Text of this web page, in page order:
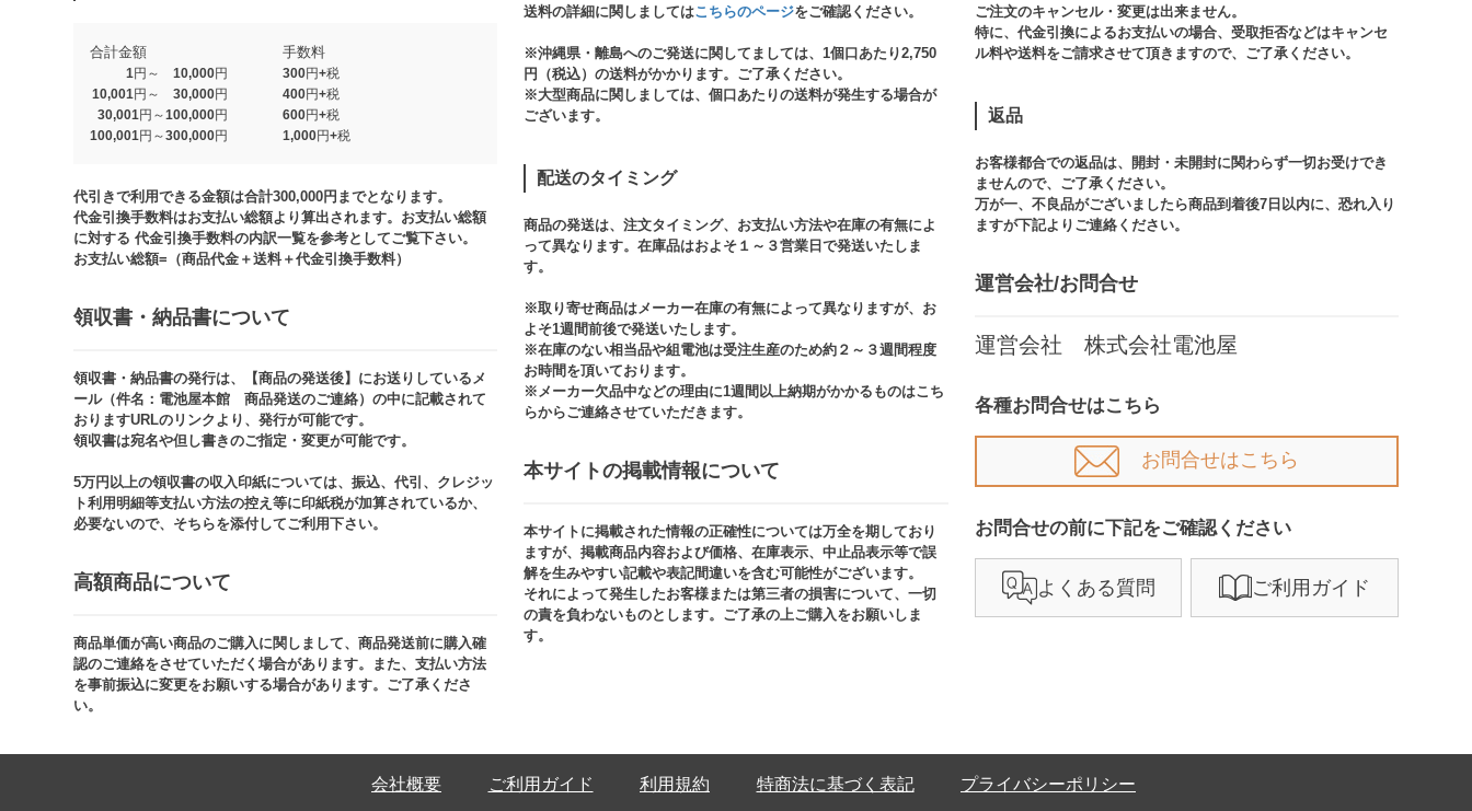
合計金額 手数料
1円～ 10,000円
300円+税
10,001円～ 30,000円
400円+税
30,001円～100,000円
600円+税
100,001円～300,000円
1,000円+税​
代引きで利用できる金額は合計300,000円までとなります。
代金引換手数料はお支払い総額より算出されます。お支払い総額
に対する 代金引換手数料の内訳一覧を参考としてご覧下さい。​
お支払い総額=（商品代金＋送料＋代金引換手数料）​
領収書・納品書について​
領収書・納品書の発行は、【商品の発送後】にお送りしているメ
ール（件名：電池屋本館 商品発送のご連絡）の中に記載されて
おりますURLのリンクより、発行が可能です。
領収書は宛名や但し書きのご指定・変更が可能です。​​
5万円以上の領収書の収入印紙については、振込、代引、クレジッ
ト利用明細等支払い方法の控え等に印紙税が加算されているか、
必要ないので、そちらを添付してご利用下さい。
高額商品について​
商品単価が高い商品のご購入に関しまして、商品発送前に購入確
認のご連絡をさせていただく場合があります。また、支払い方法
を事前振込に変更をお願いする場合があります。ご了承くださ
い。​
送料の詳細に関しましてはこちらのページをご確認ください。​
※沖縄県・離島へのご発送に関してましては、1個口あたり2,750
円（税込）の送料がかかります。ご了承ください。
※大型商品に関しましては、個口あたりの送料が発生する場合が
ございます。​
配送のタイミング
商品の発送は、注文タイミング、お支払い方法や在庫の有無によ
って異なります。在庫品はおよそ１～３営業日で発送いたしま
す。​
※取り寄せ商品はメーカー在庫の有無によって異なりますが、お
よそ1週間前後で発送いたします。
※在庫のない相当品や組電池は受注生産のため約２～３週間程度
お時間を頂いております。​
※メーカー欠品中などの理由に1週間以上納期がかかるものはこち
らからご連絡させていただきます。
本サイトの掲載情報について​
本サイトに掲載された情報の正確性については万全を期しており
ますが、掲載商品内容および価格、在庫表示、中止品表示等で誤
解を生みやすい記載や表記間違いを含む可能性がございます。​
それによって発生したお客様または第三者の損害について、一切
の責を負わないものとします。ご了承の上ご購入をお願いしま
す。
ご注文のキャンセル・変更は出来ません。​
特に、代金引換によるお支払いの場合、受取拒否などはキャンセ
ル料や送料をご請求させて頂きますので、ご了承ください。​
返品
お客様都合での返品は、開封・未開封に関わらず一切お受けでき
ませんので、ご了承ください。​​
万が一、不良品がございましたら商品到着後7日以内に、恐れ入り
ますが下記よりご連絡ください。
運営会社/お問合せ​
運営会社 株式会社電池屋
各種お問合せはこちら
お問合せはこちら
お問合せの前に下記をご確認ください​
よくある質問 ご利用ガイド
会社概要 ご利用ガイド 利用規約 特商法に基づく表記 プライバシーポリシー